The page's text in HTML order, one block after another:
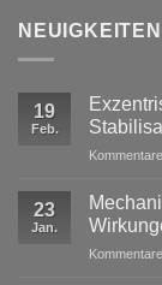
NEUIGKEITEN
19
Feb.
23
Jan.